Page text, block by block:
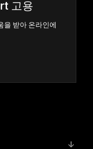
고용
을 받아 온라인에
↓